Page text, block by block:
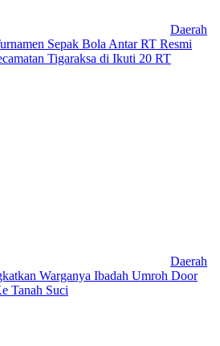
Daerah
Sepak Bola Antar RT Resmi
Tigaraksa di Ikuti 20 RT
Daerah
Warganya Ibadah Umroh Door
Tanah Suci